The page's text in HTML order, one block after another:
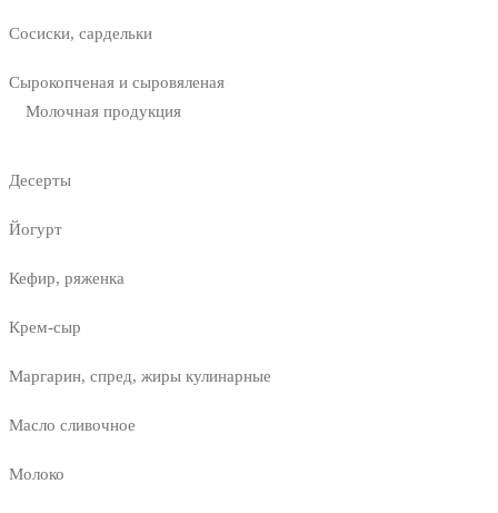
Сосиски, сардельки
Сырокопченая и сыровяленая
Молочная продукция
Десерты
Йогурт
Кефир, ряженка
Крем-сыр
Маргарин, спред, жиры кулинарные
Масло сливочное
Молоко